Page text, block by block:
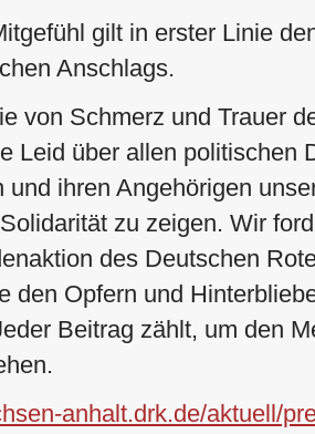
gilt in erster Linie
Anschlags.
von Schmerz und Trauer
Leid über allen politischen
und ihren Angehörigen
zu zeigen. Wir
des Deutschen
den Opfern und
Beitrag zählt, um den
anhalt.drk.de/aktuell/